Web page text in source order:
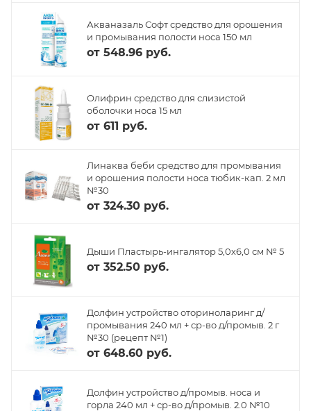
Акваназаль Софт средство для орошения
и промывания полости носа 150 мл
от 548.96 руб.
Олифрин средство для слизистой
оболочки носа 15 мл
от 611 руб.
Линаква беби средство для промывания
и орошения полости носа тюбик-кап. 2 мл
№30
от 324.30 руб.
Дыши Пластырь-ингалятор 5,0х6,0 см № 5
от 352.50 руб.
Долфин устройство оториноларинг д/
промывания 240 мл + ср-во д/промыв. 2 г
№30 (рецепт №1)
от 648.60 руб.
Долфин устройство д/промыв. носа и
горла 240 мл + ср-во д/промыв. 2.0 №10